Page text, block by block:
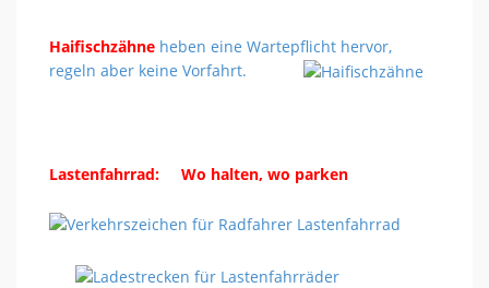
Haifischzähne heben eine Wartepflicht hervor,
regeln aber keine Vorfahrt.
Lastenfahrrad: Wo halten, wo parken